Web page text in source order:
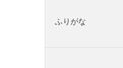
ふりがな